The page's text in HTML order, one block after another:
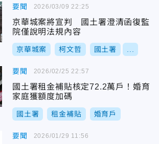
要聞
京華城案將宣判 國土署澄清函復監
院僅說明法規內容
京華城案 柯文哲 國土署
2026/03/09 22:25
要聞
國土署租金補貼核定72.2萬戶！婚育
家庭獲額度加碼
國土署 租金補貼 婚育戶
2026/02/25 22:57
要聞 2026/01/29 11:56